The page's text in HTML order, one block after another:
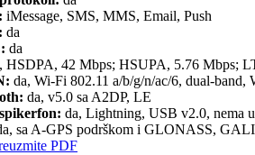
iMessage, SMS, MMS, Email, Push
da
da
HSDPA, 42 Mbps; HSUPA, 5.76 Mbps;
da, Wi-Fi 802.11 a/b/g/n/ac/6, dual-band,
da, v5.0 sa A2DP, LE
da, Lightning, USB v2.0, nema
sa A-GPS podrškom i GLONASS,
PDF